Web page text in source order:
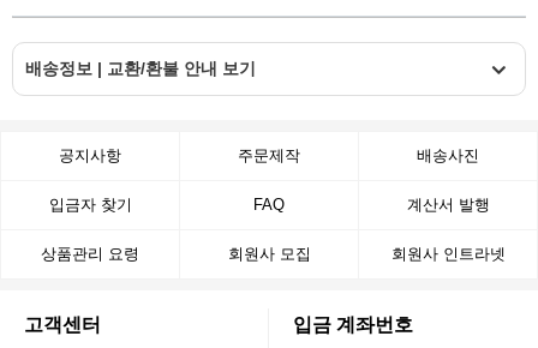
배송정보 | 교환/환불 안내 보기
공지사항 주문제작 배송사진
입금자 찾기 FAQ 계산서 발행
상품관리 요령 회원사 모집 회원사 인트라넷
고객센터 입금 계좌번호